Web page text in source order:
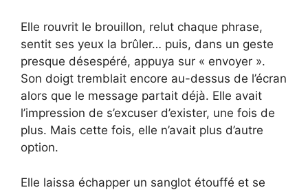
Elle rouvrit le brouillon, relut chaque phrase,
sentit ses yeux la brûler… puis, dans un geste
presque désespéré, appuya sur « envoyer ».
Son doigt tremblait encore au-dessus de l’écran
alors que le message partait déjà. Elle avait
l’impression de s’excuser d’exister, une fois de
plus. Mais cette fois, elle n’avait plus d’autre
option.
Elle laissa échapper un sanglot étouffé et se